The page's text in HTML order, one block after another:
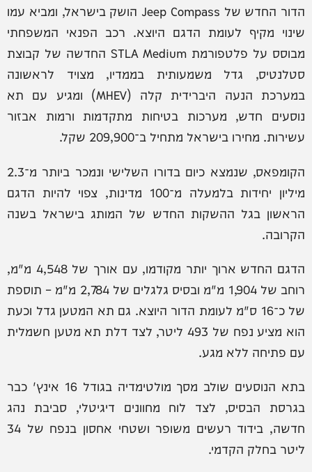
הדור החדש של Jeep Compass הושק בישראל, ומביא עמו
שינוי מקיף לעומת הדגם היוצא. רכב הפנאי המשפחתי
מבוסס על פלטפורמת STLA Medium החדשה של קבוצת
סטלנטיס, גדל משמעותית בממדיו, מצויד לראשונה
במערכת הנעה היברידית קלה (MHEV) ומגיע עם תא
נוסעים חדש, מערכות בטיחות מתקדמות ורמות אבזור
עשירות. מחירו בישראל מתחיל ב־209,900 שקל.
הקומפאס, שנמצא כיום בדורו השלישי ונמכר ביותר מ־2.3
מיליון יחידות בלמעלה מ־100 מדינות, צפוי להיות הדגם
הראשון בגל ההשקות החדש של המותג בישראל בשנה
הקרובה.
הדגם החדש ארוך יותר מקודמו, עם אורך של 4,548 מ"מ,
רוחב של 1,904 מ"מ ובסיס גלגלים של 2,784 מ"מ – תוספת
של כ־16 ס"מ לעומת הדור היוצא. גם תא המטען גדל וכעת
הוא מציע נפח של 493 ליטר, לצד דלת תא מטען חשמלית
עם פתיחה ללא מגע.
בתא הנוסעים שולב מסך מולטימדיה בגודל 16 אינץ' כבר
בגרסת הבסיס, לצד לוח מחוונים דיגיטלי, סביבת נהג
חדשה, בידוד רעשים משופר ושטחי אחסון בנפח של 34
ליטר בחלק הקדמי.